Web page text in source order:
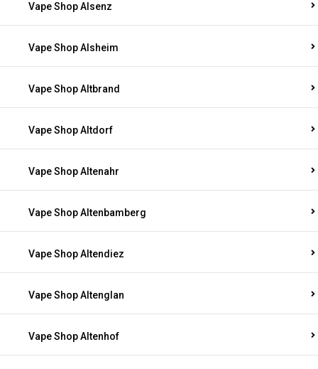
Vape Shop Alsenz
Vape Shop Alsheim
Vape Shop Altbrand
Vape Shop Altdorf
Vape Shop Altenahr
Vape Shop Altenbamberg
Vape Shop Altendiez
Vape Shop Altenglan
Vape Shop Altenhof